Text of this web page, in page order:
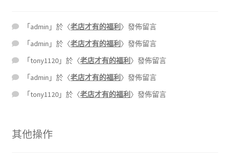
「admin 」於〈老店才有的福利 〉發佈留言
「admin 」於〈老店才有的福利 〉發佈留言
「tony1120 」於〈老店才有的福利 〉發佈留言
「admin 」於〈老店才有的福利 〉發佈留言
「tony1120 」於〈老店才有的福利 〉發佈留言
其他操作